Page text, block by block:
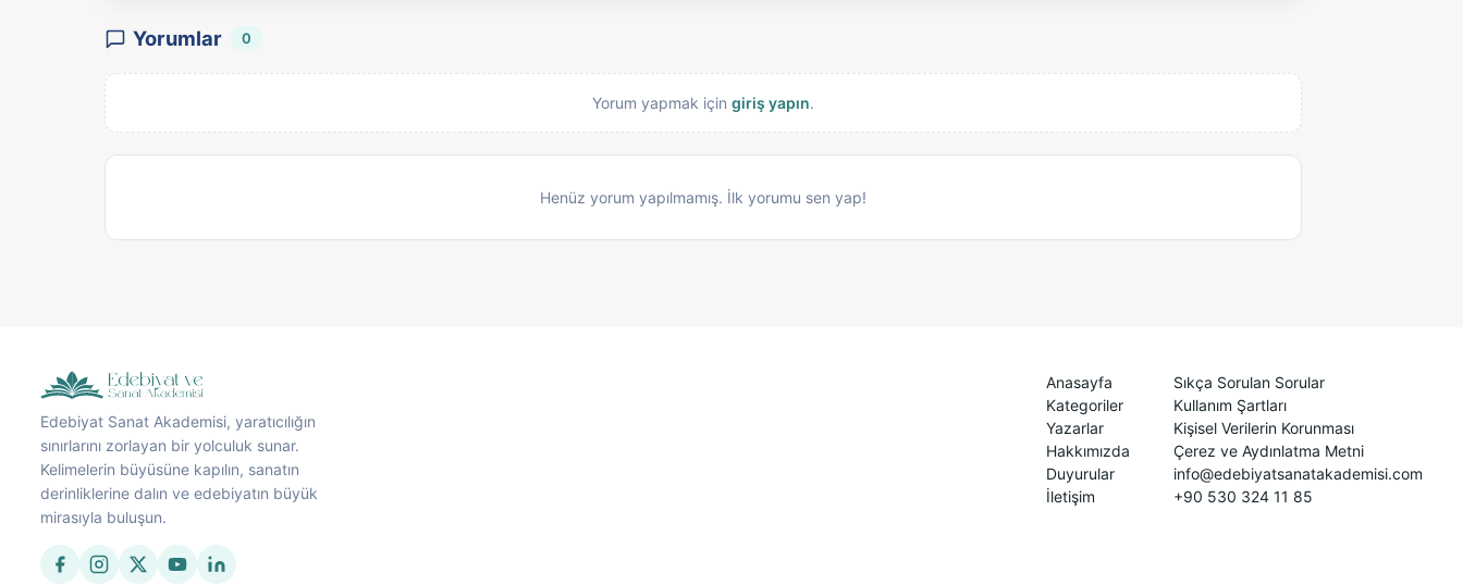
Yorumlar 0
Yorum yapmak için giriş yapın.
Henüz yorum yapılmamış. İlk yorumu sen yap!
Edebiyat Sanat Akademisi, yaratıcılığın
sınırlarını zorlayan bir yolculuk sunar.
Kelimelerin büyüsüne kapılın, sanatın
derinliklerine dalın ve edebiyatın büyük
mirasıyla buluşun.
Anasayfa
Kategoriler
Yazarlar
Hakkımızda
Duyurular
İletişim
Sıkça Sorulan Sorular
Kullanım Şartları
Kişisel Verilerin Korunması
Çerez ve Aydınlatma Metni
info@edebiyatsanatakademisi.com
+90 530 324 11 85